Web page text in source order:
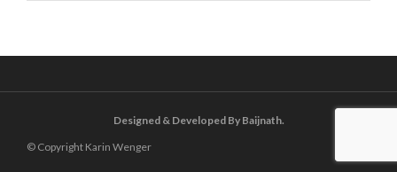
Designed & Developed By Baijnath.
© Copyright Karin Wenger